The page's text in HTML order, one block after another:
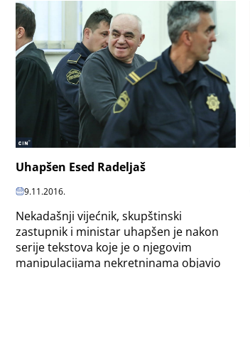
Uhapšen Esed Radeljaš
9.11.2016.
Nekadašnji vijećnik, skupštinski
zastupnik i ministar uhapšen je nakon
serije tekstova koje je o njegovim
manipulacijama nekretninama objavio